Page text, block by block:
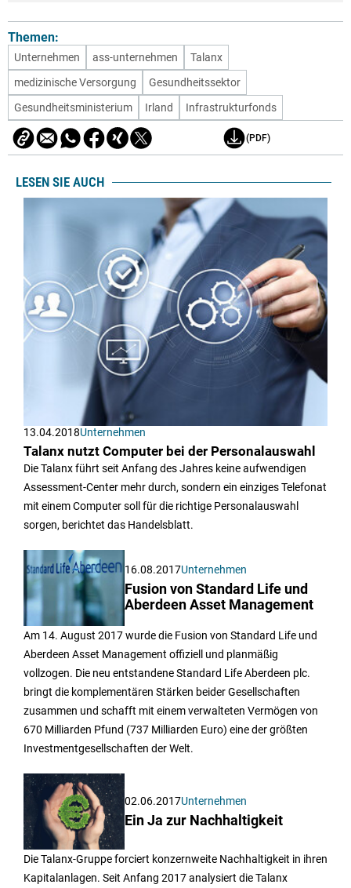
Themen:
Unternehmen ass-unternehmen
Talanx
medizinische Versorgung
Gesundheitssektor
Gesundheitsministerium
Irland Infrastrukturfonds
(PDF)
LESEN SIE AUCH
13.04.2018Unternehmen
Talanx nutzt Computer bei der Personalauswahl
Die Talanx führt seit Anfang des Jahres keine aufwendigen
Assessment-Center mehr durch, sondern ein einziges Telefonat
mit einem Computer soll für die richtige Personalauswahl
sorgen, berichtet das Handelsblatt.
16.08.2017Unternehmen
Fusion von Standard Life und
Aberdeen Asset Management
Am 14. August 2017 wurde die Fusion von Standard Life und
Aberdeen Asset Management offiziell und planmäßig
vollzogen. Die neu entstandene Standard Life Aberdeen plc.
bringt die komplementären Stärken beider Gesellschaften
zusammen und schafft mit einem verwalteten Vermögen von
670 Milliarden Pfund (737 Milliarden Euro) eine der größten
Investmentgesellschaften der Welt.
02.06.2017Unternehmen
Ein Ja zur Nachhaltigkeit
Die Talanx-Gruppe forciert konzernweite Nachhaltigkeit in ihren
Kapitalanlagen. Seit Anfang 2017 analysiert die Talanx